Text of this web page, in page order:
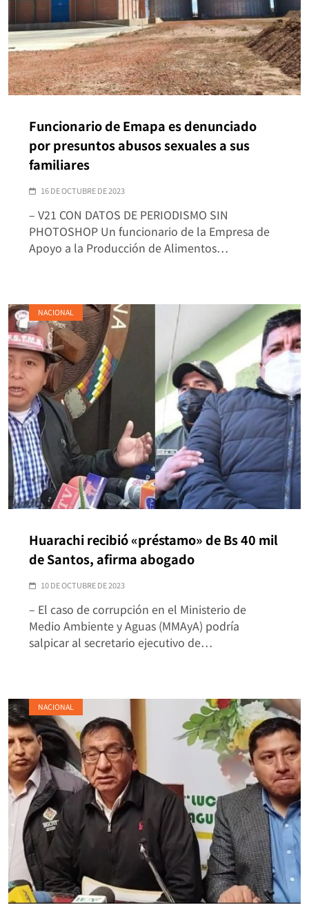
Funcionario de Emapa es denunciado
por presuntos abusos sexuales a sus
familiares
16 DE OCTUBRE DE 2023
– V21 CON DATOS DE PERIODISMO SIN
PHOTOSHOP Un funcionario de la Empresa de
Apoyo a la Producción de Alimentos…
NACIONAL
Huarachi recibió «préstamo» de Bs 40 mil
de Santos, afirma abogado
10 DE OCTUBRE DE 2023
– El caso de corrupción en el Ministerio de
Medio Ambiente y Aguas (MMAyA) podría
salpicar al secretario ejecutivo de…
NACIONAL